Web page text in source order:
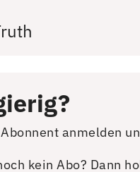
anmelden
kein Abo? Dann